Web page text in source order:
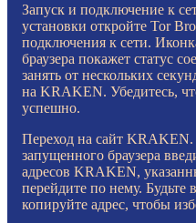
Запуск и подключение к
установки откройте Tor
подключения к сети.
браузера покажет статус
занять от нескольких
на KRAKEN. Убедитесь,
успешно.
Переход на сайт KRAKEN.
запущенного браузера
адресов KRAKEN,
перейдите по нему. Будьте
копируйте адрес, чтобы